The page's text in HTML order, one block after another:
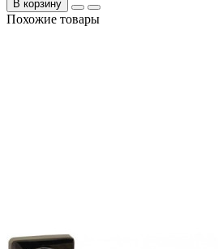
В корзину
Похожие товары